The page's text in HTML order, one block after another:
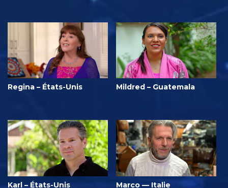
Regina – États-Unis Mildred – Guatemala
Karl – États-Unis Marco — Italie